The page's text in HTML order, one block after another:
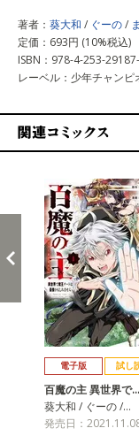
著者： 葵大和 / ぐーの/
定価：693円 (10%税込)
ISBN：978-4-253-
レーベル：少年チャンピ
電子版 試し
百魔の主 異世界で…
葵大和 / ぐーの /…
発売日：